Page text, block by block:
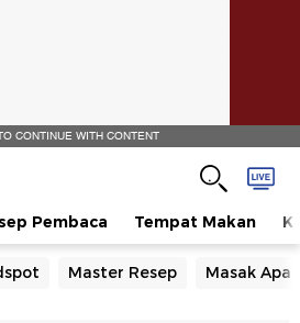
CONTINUE WITH CONTENT
Pembaca Tempat Makan
Master Resep Masak Apa